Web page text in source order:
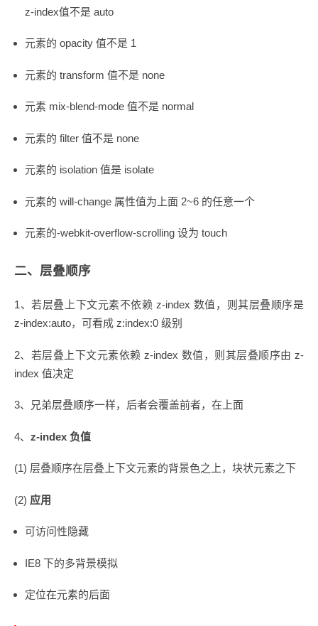
z-index值不是 auto
元素的 opacity 值不是 1
元素的 transform 值不是 none
元素 mix-blend-mode 值不是 normal
元素的 filter 值不是 none
元素的 isolation 值是 isolate
元素的 will-change 属性值为上面 2~6 的任意一个
元素的-webkit-overflow-scrolling 设为 touch
二、层叠顺序
1、若层叠上下文元素不依赖 z-index 数值，则其层叠顺序是
z-index:auto，可看成 z:index:0 级别
2、若层叠上下文元素依赖 z-index 数值，则其层叠顺序由 z-
index 值决定
3、兄弟层叠顺序一样，后者会覆盖前者，在上面
4、 z-index 负值
(1) 层叠顺序在层叠上下文元素的背景色之上，块状元素之下
(2) 应用
可访问性隐藏
IE8 下的多背景模拟
定位在元素的后面